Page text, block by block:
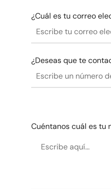
¿Cuál es tu correo
¿Deseas que te
Cuéntanos cuál es tu